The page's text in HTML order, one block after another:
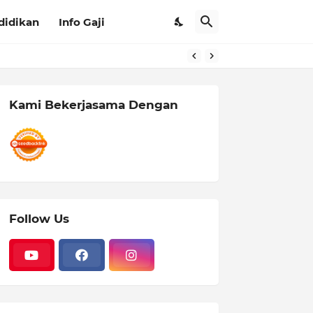
Info Gaji
Kami Bekerjasama Dengan
Follow Us